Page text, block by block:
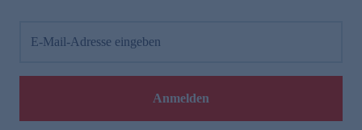
E-Mail-Adresse eingeben
Anmelden